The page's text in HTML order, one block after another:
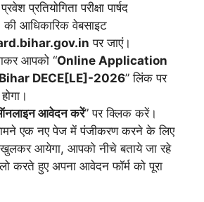
प्रतियोगिता परीक्षा पार्षद
की आधिकारिक वेबसाइट
पर जाएं।
आपको “Online Application
DECE[LE]-2026” लिंक पर
आवेदन करें” पर क्लिक करें।
एक नए पेज में पंजीकरण करने के लिए
आयेगा, आपको नीचे बताये जा रहे
करते हुए अपना आवेदन फॉर्म को पूरा